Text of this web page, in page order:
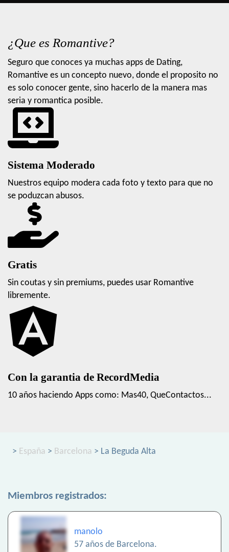
¿Que es Romantive?
Seguro que conoces ya muchas apps de Dating,
Romantive es un concepto nuevo, donde el proposito no
es solo conocer gente, sino hacerlo de la manera mas
seria y romantica posible.
Sistema Moderado
Nuestros equipo modera cada foto y texto para que no
se poduzcan abusos.
Gratis
Sin coutas y sin premiums, puedes usar Romantive
libremente.
Con la garantia de RecordMedia
10 años haciendo Apps como: Mas40, QueContactos...
> España > Barcelona > La Beguda Alta
Miembros registrados:
manolo
57 años de Barcelona.